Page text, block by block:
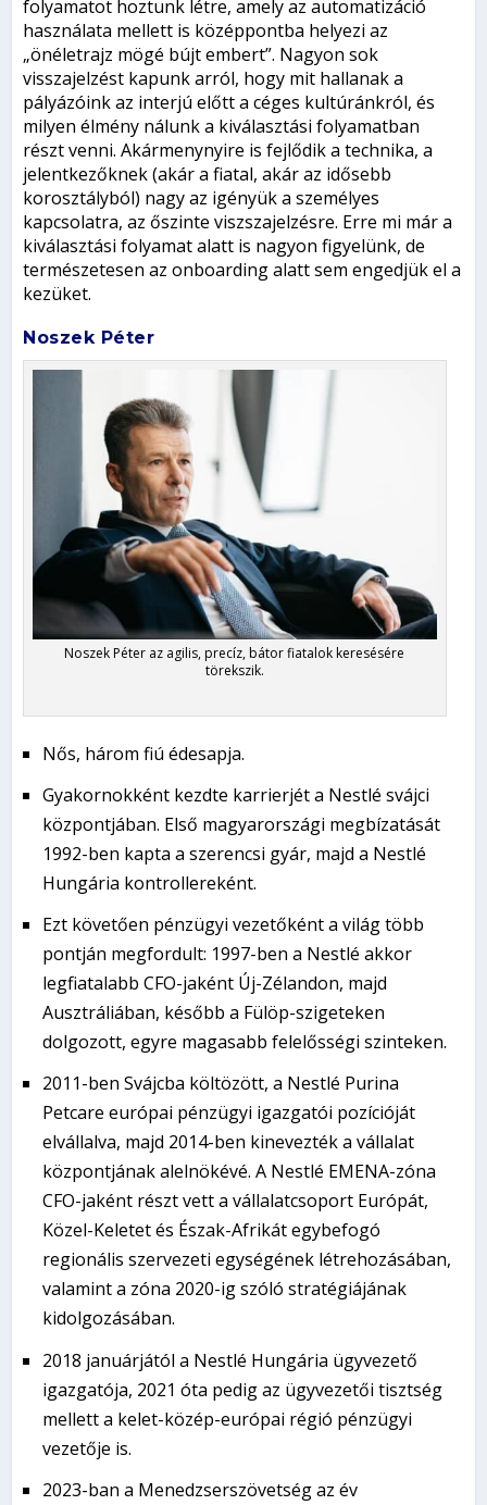
folyamatot hoztunk létre, amely az automatizáció
használata mellett is középpontba helyezi az
„önéletrajz mögé bújt embert”. Nagyon sok
visszajelzést kapunk arról, hogy mit hallanak a
pályázóink az interjú előtt a céges kultúránkról, és
milyen élmény nálunk a kiválasztási folyamatban
részt venni. Akármenynyire is fejlődik a technika, a
jelentkezőknek (akár a fiatal, akár az idősebb
korosztályból) nagy az igényük a személyes
kapcsolatra, az őszinte viszszajelzésre. Erre mi már a
kiválasztási folyamat alatt is nagyon figyelünk, de
természetesen az onboarding alatt sem engedjük el a
kezüket.
Noszek Péter
Noszek Péter az agilis, precíz, bátor fiatalok keresésére
törekszik.
Nős, három fiú édesapja.
Gyakornokként kezdte karrierjét a Nestlé svájci
központjában. Első magyarországi megbízatását
1992-ben kapta a szerencsi gyár, majd a Nestlé
Hungária kontrollereként.
Ezt követően pénzügyi vezetőként a világ több
pontján megfordult: 1997-ben a Nestlé akkor
legfiatalabb CFO-jaként Új-Zélandon, majd
Ausztráliában, később a Fülöp-szigeteken
dolgozott, egyre magasabb felelősségi szinteken.
2011-ben Svájcba költözött, a Nestlé Purina
Petcare európai pénzügyi igazgatói pozícióját
elvállalva, majd 2014-ben kinevezték a vállalat
központjának alelnökévé. A Nestlé EMENA-zóna
CFO-jaként részt vett a vállalatcsoport Európát,
Közel-Keletet és Észak-Afrikát egybefogó
regionális szervezeti egységének létrehozásában,
valamint a zóna 2020-ig szóló stratégiájának
kidolgozásában.
2018 januárjától a Nestlé Hungária ügyvezető
igazgatója, 2021 óta pedig az ügyvezetői tisztség
mellett a kelet-közép-európai régió pénzügyi
vezetője is.
2023-ban a Menedzserszövetség az év